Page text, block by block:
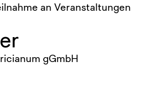
an Veranstaltungen
gGmbH